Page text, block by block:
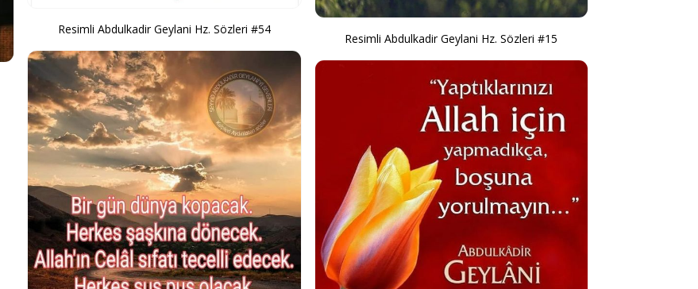
Resimli Abdulkadir Geylani Hz. Sözleri #54
Resimli Abdulkadir Geylani Hz. Sözleri #15